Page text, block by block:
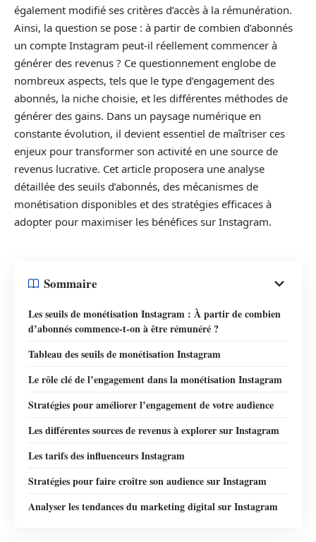
également modifié ses critères d’accès à la rémunération.
Ainsi, la question se pose : à partir de combien d’abonnés
un compte Instagram peut-il réellement commencer à
générer des revenus ? Ce questionnement englobe de
nombreux aspects, tels que le type d’engagement des
abonnés, la niche choisie, et les différentes méthodes de
générer des gains. Dans un paysage numérique en
constante évolution, il devient essentiel de maîtriser ces
enjeux pour transformer son activité en une source de
revenus lucrative. Cet article proposera une analyse
détaillée des seuils d’abonnés, des mécanismes de
monétisation disponibles et des stratégies efficaces à
adopter pour maximiser les bénéfices sur Instagram.
Sommaire
Les seuils de monétisation Instagram : À partir de combien
d’abonnés commence-t-on à être rémunéré ?
Tableau des seuils de monétisation Instagram
Le rôle clé de l’engagement dans la monétisation Instagram
Stratégies pour améliorer l’engagement de votre audience
Les différentes sources de revenus à explorer sur Instagram
Les tarifs des influenceurs Instagram
Stratégies pour faire croître son audience sur Instagram
Analyser les tendances du marketing digital sur Instagram